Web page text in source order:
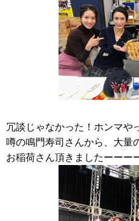
冗談じゃなかった！ホンマや
噂の鳴門寿司さんから、大量
お稲荷さん頂きましたーーー